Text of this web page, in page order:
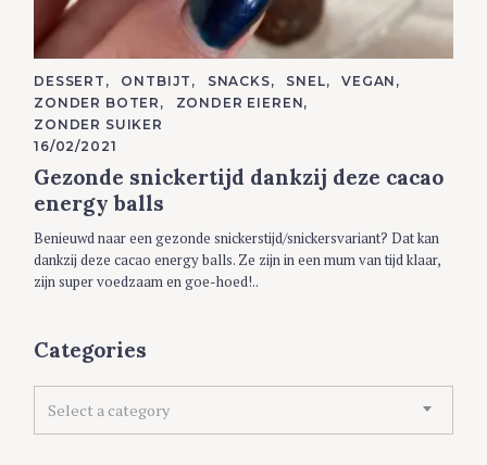
C
A
T
E
G
O
R
I
S
DESSERT ONTBIJT SNACKS SNEL
VEGAN
ZONDER BOTER
ZONDER EIEREN
ZONDER SUIKER
16/02/2021
Gezonde snickertijd dankzij deze cacao
energy balls
Benieuwd naar een gezonde snickerstijd/snickersvariant? Dat kan
dankzij deze cacao energy balls. Ze zijn in een mum van tijd klaar,
zijn super voedzaam en goe-hoed!..
Categories
Select a category